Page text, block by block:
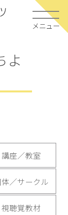
メニュー
よ
講座／教室
／サークル
視聴覚教材